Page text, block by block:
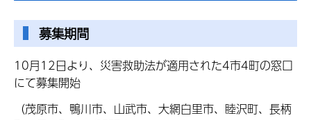
募集期間
10月12日より、災害救助法が適用された4市4町の窓口
にて募集開始
（茂原市、鴨川市、山武市、大網白里市、睦沢町、長柄